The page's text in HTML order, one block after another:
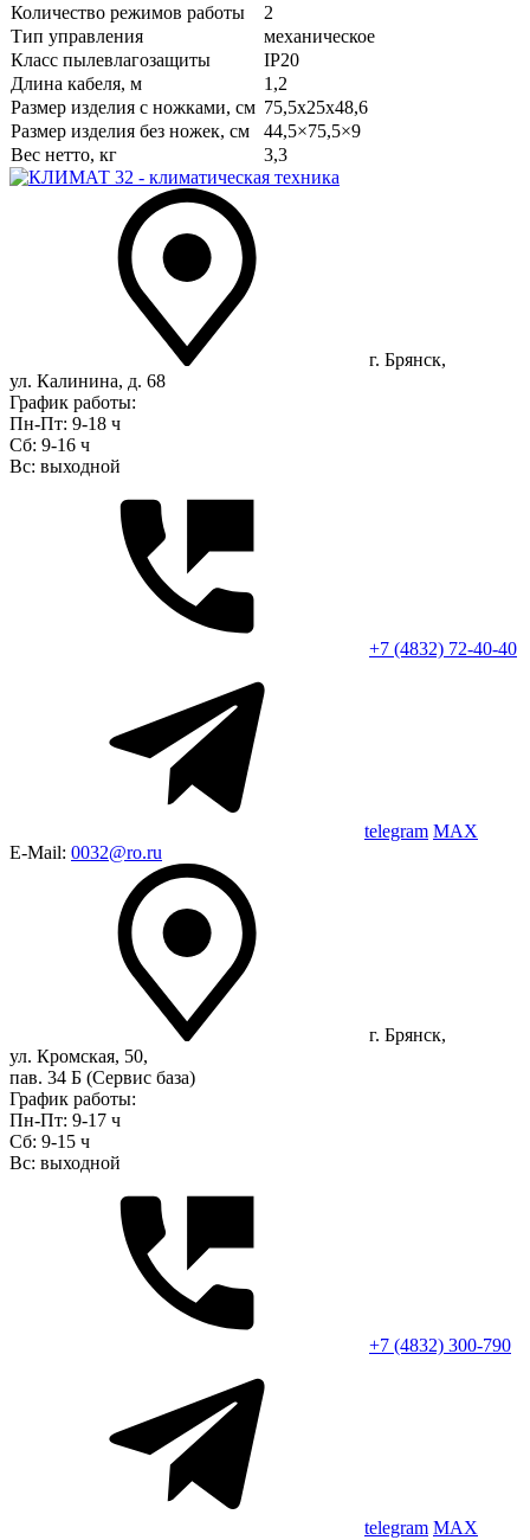
Количество режимов работы
2
Тип управления
механическое
Класс пылевлагозащиты
IP20
Длина кабеля, м
1,2
Размер изделия с ножками, см 75,5x25x48,6
Размер изделия без ножек, см
44,5×75,5×9
Вес нетто, кг
3,3
г. Брянск,
ул. Калинина, д. 68
График работы:
Пн-Пт: 9-18 ч
Сб: 9-16 ч
Вс: выходной
+7 (4832) 72-40-40
telegram MAX
E-Mail: 0032@ro.ru
г. Брянск,
ул. Кромская, 50,
пав. 34 Б (Сервис база)
График работы:
Пн-Пт: 9-17 ч
Сб: 9-15 ч
Вс: выходной
+7 (4832) 300-790
telegram MAX